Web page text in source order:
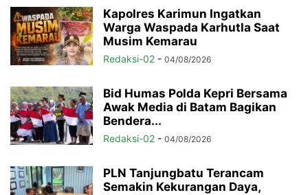
Kapolres Karimun Ingatkan
Warga Waspada Karhutla Saat
Musim Kemarau
Redaksi-02 - 04/08/2026
Bid Humas Polda Kepri Bersama
Awak Media di Batam Bagikan
Bendera...
Redaksi-02 - 04/08/2026
PLN Tanjungbatu Terancam
Semakin Kekurangan Daya,